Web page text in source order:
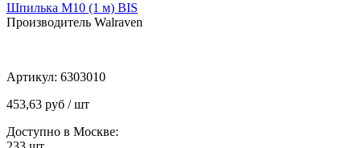
Шпилька М10 (1 м) BIS
Производитель Walraven
Артикул: 6303010
453,63 руб / шт
Доступно в Москве: